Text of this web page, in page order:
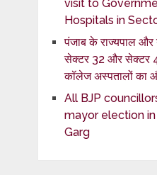
visit to
Hospitals in
पंजाब के राज्यपाल
सेक्टर 32 और सेक्टर
कॉलेज अस्पतालों का
All BJP
mayor election
Garg